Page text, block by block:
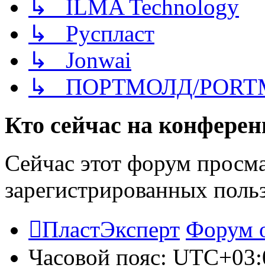
↳ ILMA Technology
↳ Руспласт
↳ Jonwai
↳ ПОРТМОЛД/
Кто сейчас на
Сейчас этот форум
зарегистрированных
ПластЭксперт Форум
Часовой пояс: